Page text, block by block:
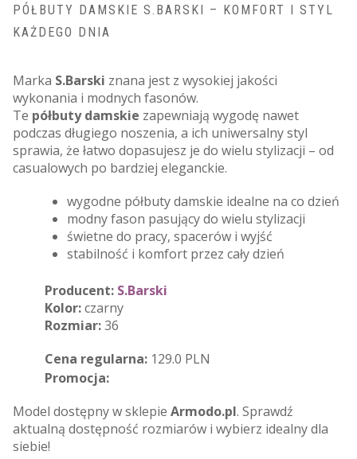
PÓŁBUTY DAMSKIE S.BARSKI – KOMFORT I STYL
KAŻDEGO DNIA
Marka S.Barski znana jest z wysokiej jakości
wykonania i modnych fasonów.
Te półbuty damskie zapewniają wygodę nawet
podczas długiego noszenia, a ich uniwersalny styl
sprawia, że łatwo dopasujesz je do wielu stylizacji – od
casualowych po bardziej eleganckie.
wygodne półbuty damskie idealne na co dzień
modny fason pasujący do wielu stylizacji
świetne do pracy, spacerów i wyjść
stabilność i komfort przez cały dzień
Producent: S.Barski
Kolor:czarny
Rozmiar:36
Cena regularna: 129.0 PLN
Promocja:
Model dostępny w sklepie Armodo.pl. Sprawdź
aktualną dostępność rozmiarów i wybierz idealny dla
siebie!